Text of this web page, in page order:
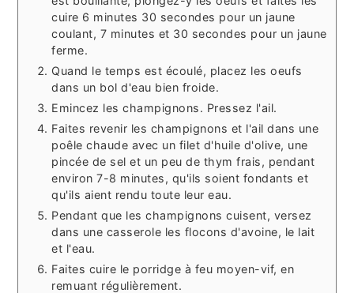
cuire 6 minutes 30 secondes pour un jaune
coulant, 7 minutes et 30 secondes pour un jaune
ferme.
Quand le temps est écoulé, placez les oeufs
dans un bol d'eau bien froide.
Emincez les champignons. Pressez l'ail.
Faites revenir les champignons et l'ail dans une
poêle chaude avec un filet d'huile d'olive, une
pincée de sel et un peu de thym frais, pendant
environ 7-8 minutes, qu'ils soient fondants et
qu'ils aient rendu toute leur eau.
Pendant que les champignons cuisent, versez
dans une casserole les flocons d'avoine, le lait
et l'eau.
Faites cuire le porridge à feu moyen-vif, en
remuant régulièrement.